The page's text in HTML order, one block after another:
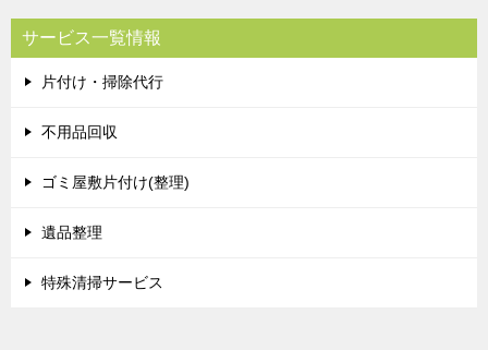
サービス一覧情報
片付け・掃除代行
不用品回収
ゴミ屋敷片付け(整理)
遺品整理
特殊清掃サービス